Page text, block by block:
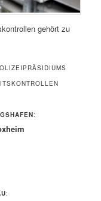
gehört zu
:
: